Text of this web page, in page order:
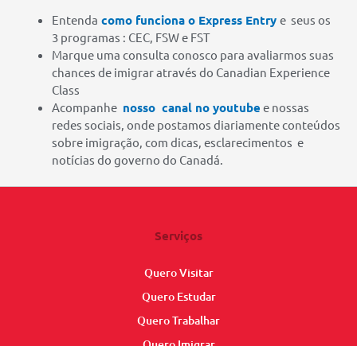
Entenda como funciona o Express Entry e seus os
3 programas : CEC, FSW e FST
Marque uma consulta conosco para avaliarmos suas
chances de imigrar através do Canadian Experience
Class
Acompanhe nosso canal no youtube e nossas
redes sociais, onde postamos diariamente conteúdos
sobre imigração, com dicas, esclarecimentos e
notícias do governo do Canadá.
Serviços
Quero Visitar
Quero Estudar
Quero Trabalhar